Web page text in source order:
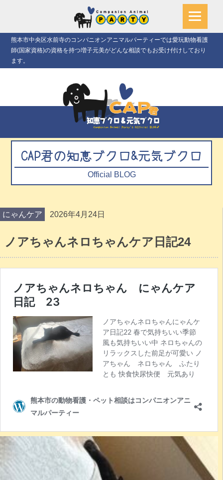
熊本市中央区水前寺のコンパニオンアニマルパーティーでは愛玩動物看護
師(国家資格)の資格を持つ増子元美がどんな相談でもお受け付けしており
ます。
CAP君の知恵ブクロ&元気ブクロ
Official BLOG
にゃんケア 2026年4月24日
ノアちゃんネロちゃんケア日記24